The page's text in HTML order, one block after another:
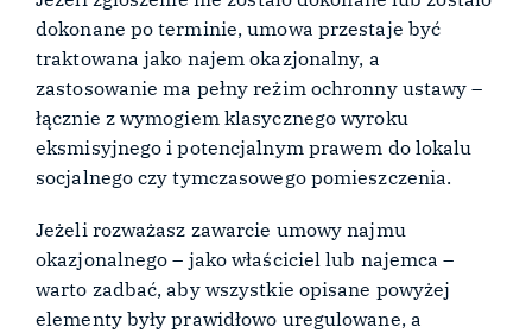
dokonane po terminie, umowa przestaje być
traktowana jako najem okazjonalny, a
zastosowanie ma pełny reżim ochronny ustawy –
łącznie z wymogiem klasycznego wyroku
eksmisyjnego i potencjalnym prawem do lokalu
socjalnego czy tymczasowego pomieszczenia.
Jeżeli rozważasz zawarcie umowy najmu
okazjonalnego – jako właściciel lub najemca –
warto zadbać, aby wszystkie opisane powyżej
elementy były prawidłowo uregulowane, a